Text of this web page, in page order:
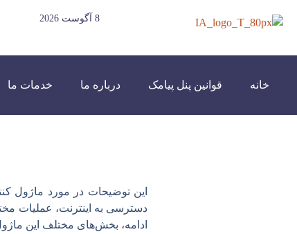
8 آگوست 2026
خانه قوانین پنل پیامک درباره ما خدمات ما
این توضیحات در مورد ماژول
دسترسی به اینترنت، عملیات
ادامه، بخش‌های مختلف این